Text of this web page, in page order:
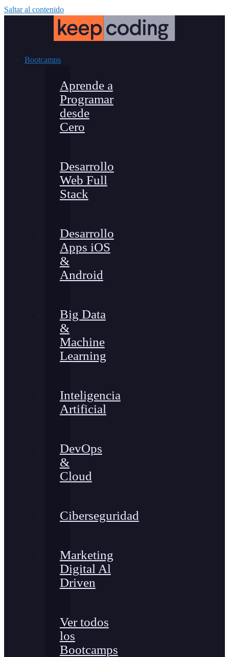
Saltar al contenido
Bootcamps
Aprende a
Programar
desde
Cero
Desarrollo
Web Full
Stack
Desarrollo
Apps iOS
&
Android
Big Data
&
Machine
Learning
Inteligencia
Artificial
DevOps
&
Cloud
Ciberseguridad
Marketing
Digital Al
Driven
Ver todos
los
Bootcamps